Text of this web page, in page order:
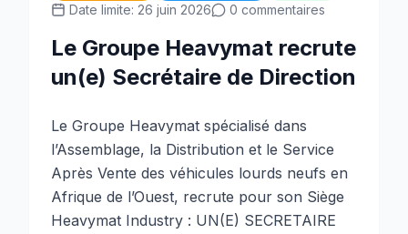
Date limite: 26 juin 2026
0 commentaires
Le Groupe Heavymat recrute
un(e) Secrétaire de Direction
Le Groupe Heavymat spécialisé dans
l’Assemblage, la Distribution et le Service
Après Vente des véhicules lourds neufs en
Afrique de l’Ouest, recrute pour son Siège
Heavymat Industry : UN(E) SECRETAIRE